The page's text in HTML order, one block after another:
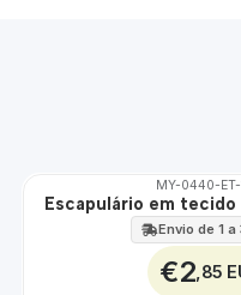
🇵🇹
MY-0440-
Escapulário em tecido
Envio de 1 a
€2 ,85